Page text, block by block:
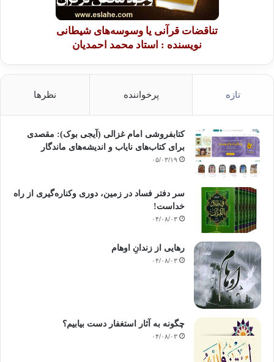
تناقضات قرآنی یا وسوسه‌های شیطانی
نویسنده : استاد محمد احمدیان
تازه پرخواننده نظرها
کتابفروشی امام غزالی (آیجی بوک): مقصدی
برای کتاب‌های نایاب و اندیشه‌های ماندگار
۰۵/۰۳/۱۹
سر دفتر فساد در زمین‌، دوری وکناره‌گیری از راه
خداست‌!
۰۴/۰۸/۰۳
رهایی از زندانِ اوهام
۰۴/۰۸/۰۳
چگونه به آثار استغفار دست بیابیم؟
۰۴/۰۸/۰۳